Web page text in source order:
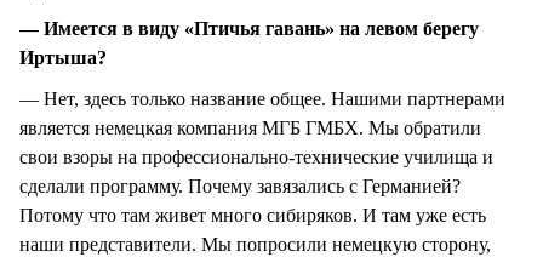
— Имеется в виду «Птичья гавань» на левом берегу
Иртыша?
— Нет, здесь только название общее. Нашими партнерами
является немецкая компания МГБ ГМБХ. Мы обратили
свои взоры на профессионально-технические училища и
сделали программу. Почему завязались с Германией?
Потому что там живет много сибиряков. И там уже есть
наши представители. Мы попросили немецкую сторону,